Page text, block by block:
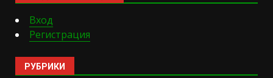
Вход
Регистрация
РУБРИКИ